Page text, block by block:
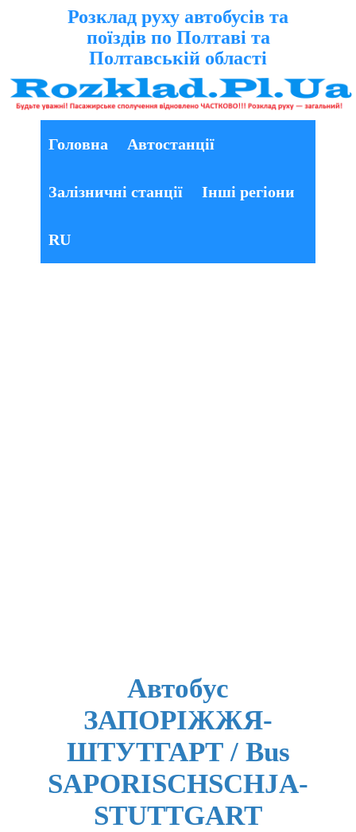
Розклад руху автобусів та
поїздів по Полтаві та
Полтавській області
Головна Автостанції
Залізничні станції Інші регіони
RU
Автобус
ЗАПОРІЖЖЯ-
ШТУТГАРТ / Bus
SAPORISCHSCHJA-
STUTTGART